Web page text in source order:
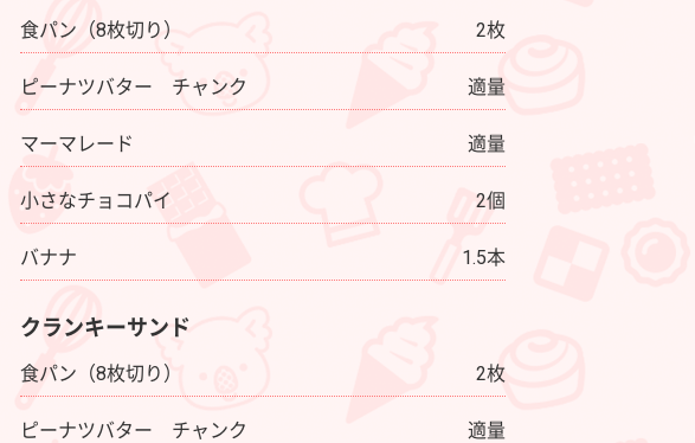
食パン（8枚切り） 2枚
ピーナツバター チャンク 適量
マーマレード 適量
小さなチョコパイ 2個
バナナ 1.5本
クランキーサンド
食パン（8枚切り） 2枚
ピーナツバター チャンク 適量